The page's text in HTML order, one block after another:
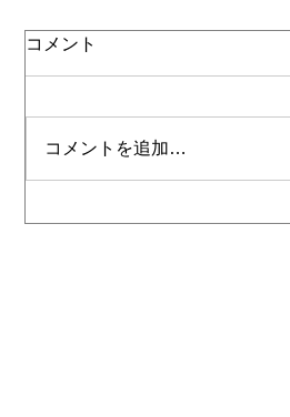
コメント
コメントを追加…